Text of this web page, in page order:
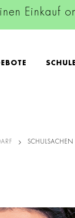
Einkauf
SCHULE
SCHULSACHEN